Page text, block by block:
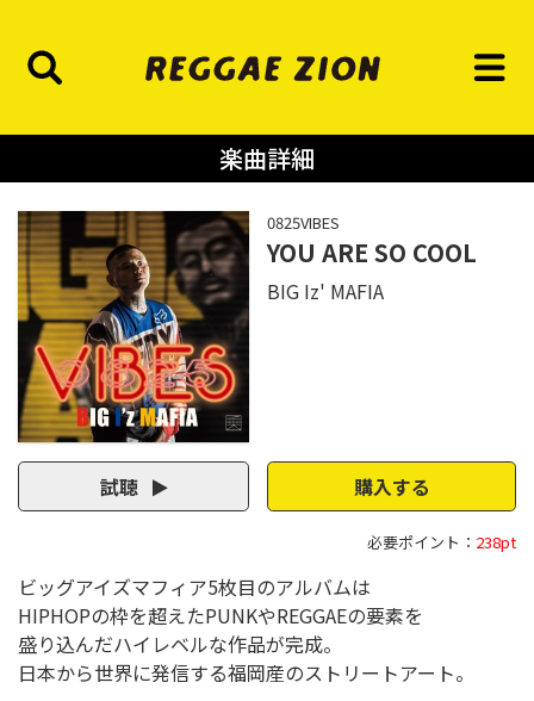
楽曲詳細
0825VIBES
YOU ARE SO COOL
BIG Iz' MAFIA
試聴 購入する
必要ポイント： 238pt
ビッグアイズマフィア5枚目のアルバムは
HIPHOPの枠を超えたPUNKやREGGAEの要素を
盛り込んだハイレベルな作品が完成。
日本から世界に発信する福岡産のストリートアート。